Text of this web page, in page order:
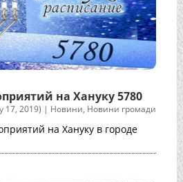
на Хануку 5780
17, 2019) | Новини, Новини громади
на Хануку в городе